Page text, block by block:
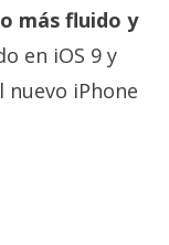
más fluido y
en iOS 9 y
nuevo iPhone